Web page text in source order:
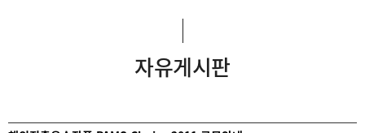
자유게시판